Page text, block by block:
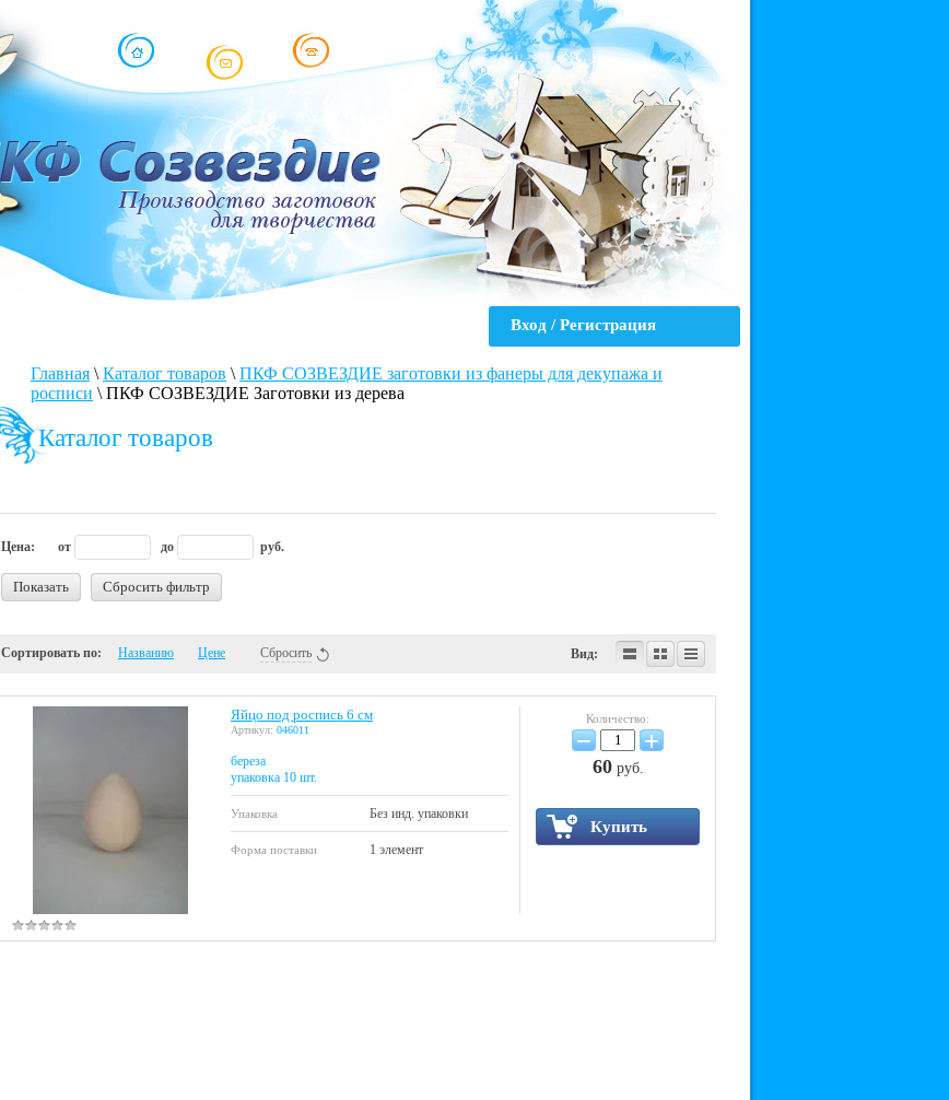
Вход / Регистрация
Главная \ Каталог товаров \ ПКФ СОЗВЕЗДИЕ заготовки из фанеры для декупажа и
росписи \ ПКФ СОЗВЕЗДИЕ Заготовки из дерева
Каталог товаров
Цена: от до руб.
Показать Сбросить фильтр
Сортировать по: Названию Цене Сбросить Вид:
Количество:
− +
60руб.
Купить
Яйцо под роспись 6 см
Артикул: 046011
береза
упаковка 10 шт.
Упаковка Без инд. упаковки
Форма поставки 1 элемент